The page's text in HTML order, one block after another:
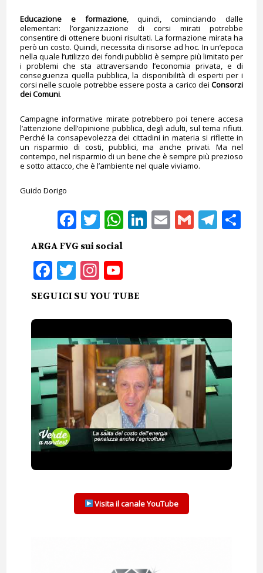
Educazione e formazione, quindi, cominciando dalle
elementari: l’organizzazione di corsi mirati potrebbe
consentire di ottenere buoni risultati. La formazione mirata ha
però un costo. Quindi, necessita di risorse ad hoc. In un’epoca
nella quale l’utilizzo dei fondi pubblici è sempre più limitato per
i problemi che sta attraversando l’economia privata, e di
conseguenza quella pubblica, la disponibilità di esperti per i
corsi nelle scuole potrebbe essere posta a carico deiConsorzi
dei Comuni.
Campagne informative mirate potrebbero poi tenere accesa
l’attenzione dell’opinione pubblica, degli adulti, sul tema rifiuti.
Perché la consapevolezza dei cittadini in materia si riflette in
un risparmio di costi, pubblici, ma anche privati. Ma nel
contempo, nel risparmio di un bene che è sempre più prezioso
e sotto attacco, che è l’ambiente nel quale viviamo.
Guido Dorigo
Facebook
Twitter
WhatsApp
LinkedIn
EmailGmail
ARGA FVG sui social
Facebook
Twitter
Instagram
YouTube
SEGUICI SU YOU TUBE
Visita il canale YouTube